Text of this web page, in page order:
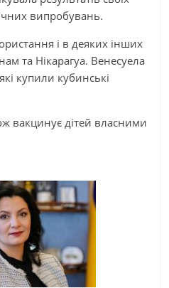
випробувань.
і в деяких інших
та Нікарагуа. Венесуела
купили кубинські
вакцинує дітей власними